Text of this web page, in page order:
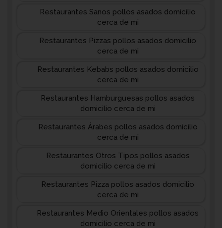
Restaurantes Sanos pollos asados domicilio
cerca de mi
Restaurantes Pizzas pollos asados domicilio
cerca de mi
Restaurantes Kebabs pollos asados domicilio
cerca de mi
Restaurantes Hamburguesas pollos asados
domicilio cerca de mi
Restaurantes Árabes pollos asados domicilio
cerca de mi
Restaurantes Otros Tipos pollos asados
domicilio cerca de mi
Restaurantes Pizza pollos asados domicilio
cerca de mi
Restaurantes Medio Orientales pollos asados
domicilio cerca de mi